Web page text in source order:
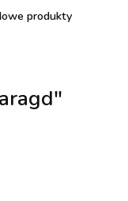
produkty